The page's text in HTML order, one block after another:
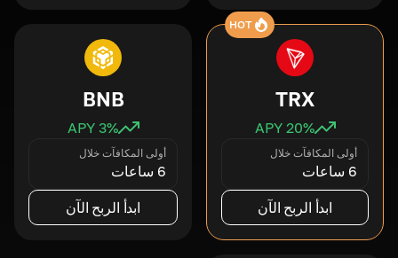
HOT
TRX
20% APY
أولى المكافآت خلال
6 ساعات
ابدأ الربح الآن
BNB
3% APY
أولى المكافآت خلال
6 ساعات
ابدأ الربح الآن